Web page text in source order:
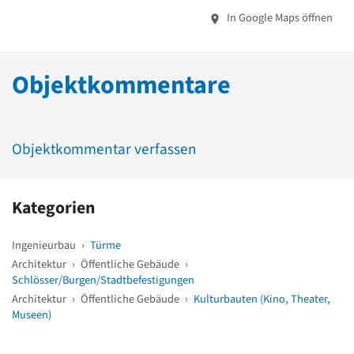
In Google Maps öffnen
Objektkommentare
Objektkommentar verfassen
Kategorien
Ingenieurbau › Türme
Architektur › Öffentliche Gebäude ›
Schlösser/Burgen/Stadtbefestigungen
Architektur › Öffentliche Gebäude › Kulturbauten (Kino, Theater,
Museen)